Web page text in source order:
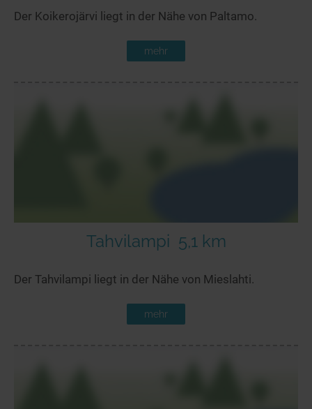
Der Koikerojärvi liegt in der Nähe von Paltamo.
mehr
Tahvilampi 5,1 km
Der Tahvilampi liegt in der Nähe von Mieslahti.
mehr